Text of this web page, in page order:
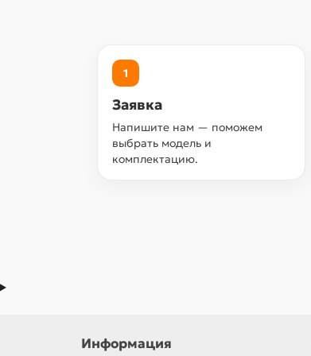
1
Заявка
Напишите нам — поможем
выбрать модель и
комплектацию.
Информация